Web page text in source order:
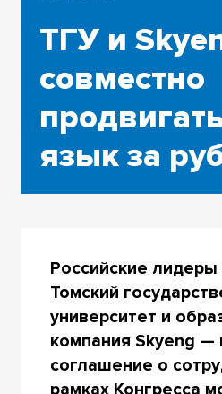
ТГУ и
совместно
язык за
Российские
Томский
университет и
компания Skyeng —
соглашение о
рамках Конгресса